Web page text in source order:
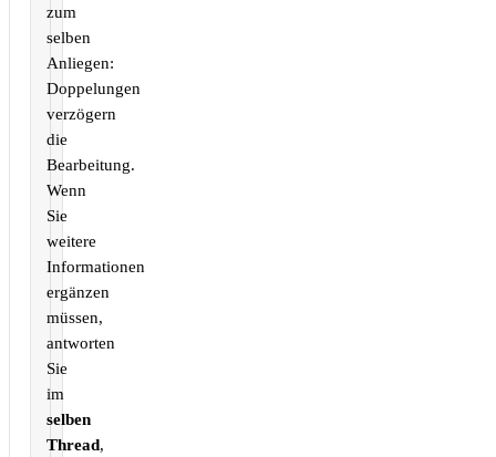
zum
selben
Anliegen:
Doppelungen
verzögern
die
Bearbeitung.
Wenn
Sie
weitere
Informationen
ergänzen
müssen,
antworten
Sie
im
selben
Thread,